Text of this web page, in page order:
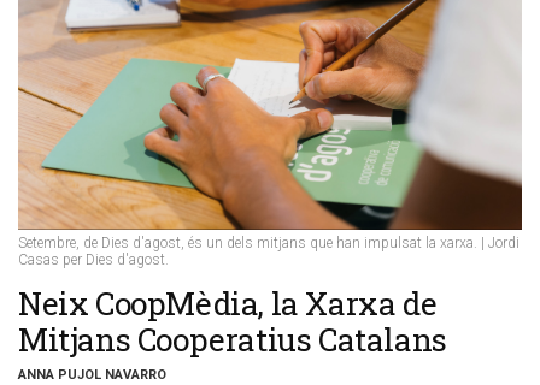
Setembre, de Dies d'agost, és un dels mitjans que han impulsat la xarxa. | Jordi
Casas per Dies d'agost.
Neix CoopMèdia, la Xarxa de
Mitjans Cooperatius Catalans
ANNA PUJOL NAVARRO